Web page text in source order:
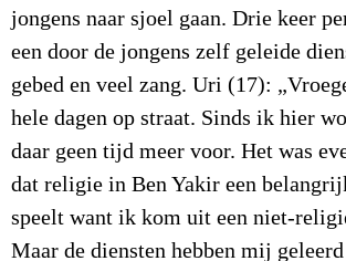
jongens naar sjoel gaan. Drie keer
een door de jongens zelf geleide
gebed en veel zang. Uri (17):
hele dagen op straat. Sinds ik hier
daar geen tijd meer voor. Het was
dat religie in Ben Yakir een
speelt want ik kom uit een niet-
Maar de diensten hebben mij